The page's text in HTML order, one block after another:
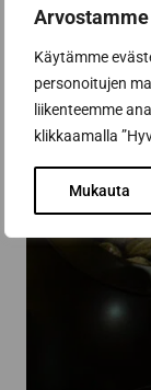
Käytämme
personoitujen
liikenteemme
klikkaamalla
Mukauta